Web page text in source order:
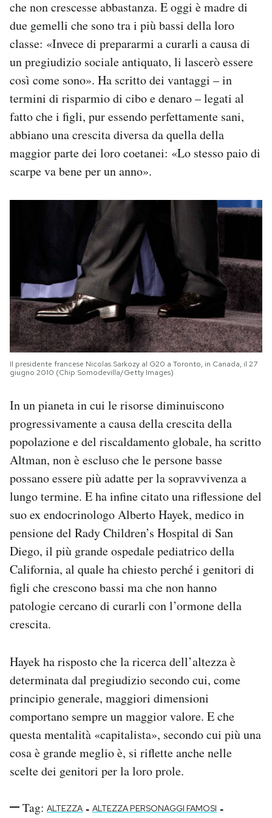
che non crescesse abbastanza. E oggi è madre di
due gemelli che sono tra i più bassi della loro
classe: «Invece di prepararmi a curarli a causa di
un pregiudizio sociale antiquato, li lascerò essere
così come sono». Ha scritto dei vantaggi – in
termini di risparmio di cibo e denaro – legati al
fatto che i figli, pur essendo perfettamente sani,
abbiano una crescita diversa da quella della
maggior parte dei loro coetanei: «Lo stesso paio di
scarpe va bene per un anno».
Il presidente francese Nicolas Sarkozy al G20 a Toronto, in Canada, il 27
giugno 2010 (Chip Somodevilla/Getty Images)
In un pianeta in cui le risorse diminuiscono
progressivamente a causa della crescita della
popolazione e del riscaldamento globale, ha scritto
Altman, non è escluso che le persone basse
possano essere più adatte per la sopravvivenza a
lungo termine. E ha infine citato una riflessione del
suo ex endocrinologo Alberto Hayek, medico in
pensione del Rady Children’s Hospital di San
Diego, il più grande ospedale pediatrico della
California, al quale ha chiesto perché i genitori di
figli che crescono bassi ma che non hanno
patologie cercano di curarli con l’ormone della
crescita.
Hayek ha risposto che la ricerca dell’altezza è
determinata dal pregiudizio secondo cui, come
principio generale, maggiori dimensioni
comportano sempre un maggior valore. E che
questa mentalità «capitalista», secondo cui più una
cosa è grande meglio è, si riflette anche nelle
scelte dei genitori per la loro prole.
Tag: ALTEZZA - ALTEZZA PERSONAGGI FAMOSI -